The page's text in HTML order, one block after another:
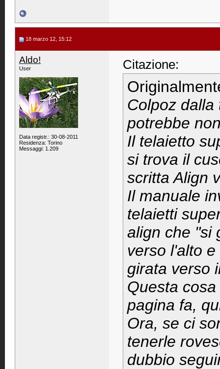
18 marzo 12, 15:12
Aldo!
User
Data registr.: 30-08-2011
Residenza: Torino
Messaggi: 1.209
Citazione:
Colpoz dalla
potrebbe
Il telaietto
si trova il
scritta Align
Il manuale
telaietti
align che "si
verso l'alto
girata verso
Questa
pagina fa,
Ora, se ci
tenerle
dubbio